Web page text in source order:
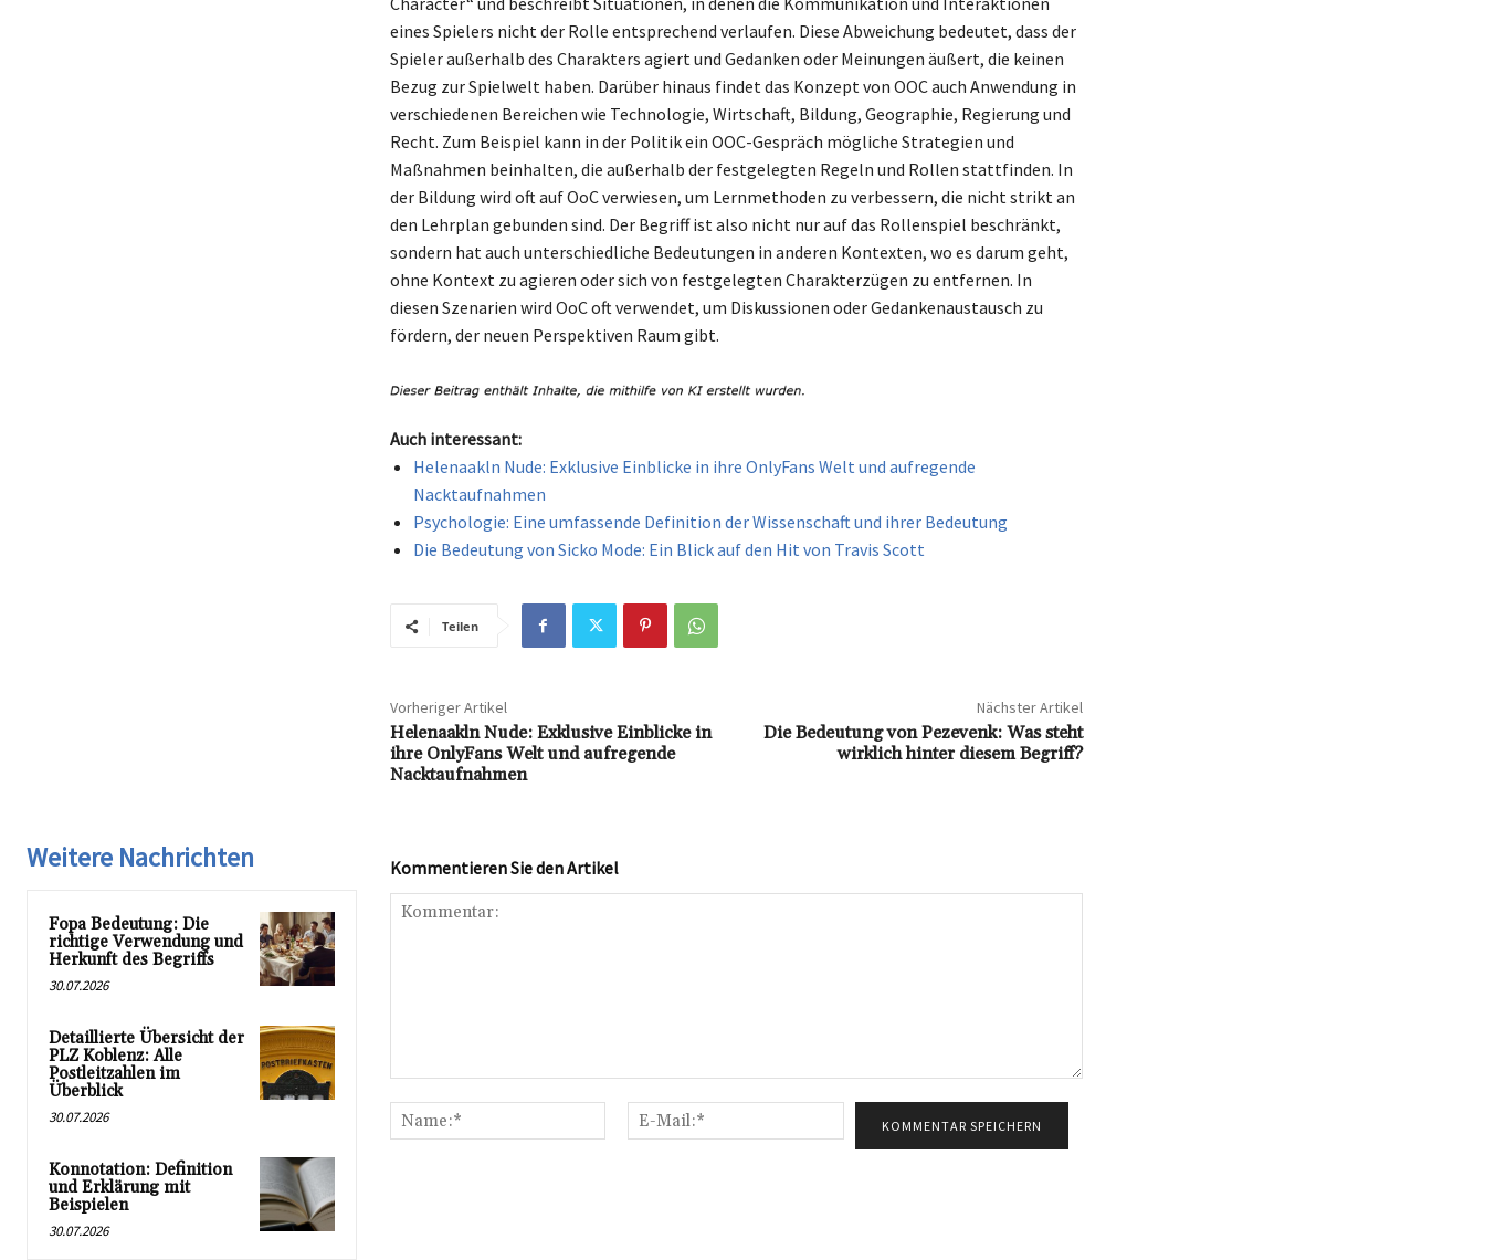
eines Spielers nicht der Rolle entsprechend verlaufen. Diese Abweichung bedeutet, dass der
Spieler außerhalb des Charakters agiert und Gedanken oder Meinungen äußert, die keinen
Bezug zur Spielwelt haben. Darüber hinaus findet das Konzept von OOC auch Anwendung in
verschiedenen Bereichen wie Technologie, Wirtschaft, Bildung, Geographie, Regierung und
Recht. Zum Beispiel kann in der Politik ein OOC-Gespräch mögliche Strategien und
Maßnahmen beinhalten, die außerhalb der festgelegten Regeln und Rollen stattfinden. In
der Bildung wird oft auf OoC verwiesen, um Lernmethoden zu verbessern, die nicht strikt an
den Lehrplan gebunden sind. Der Begriff ist also nicht nur auf das Rollenspiel beschränkt,
sondern hat auch unterschiedliche Bedeutungen in anderen Kontexten, wo es darum geht,
ohne Kontext zu agieren oder sich von festgelegten Charakterzügen zu entfernen. In
diesen Szenarien wird OoC oft verwendet, um Diskussionen oder Gedankenaustausch zu
fördern, der neuen Perspektiven Raum gibt.
Auch interessant:
Helenaakln Nude: Exklusive Einblicke in ihre OnlyFans Welt und aufregende
Nacktaufnahmen
Psychologie: Eine umfassende Definition der Wissenschaft und ihrer Bedeutung
Die Bedeutung von Sicko Mode: Ein Blick auf den Hit von Travis Scott
Teilen
Vorheriger Artikel
Helenaakln Nude: Exklusive Einblicke in
ihre OnlyFans Welt und aufregende
Nacktaufnahmen
Nächster Artikel
Die Bedeutung von Pezevenk: Was steht
wirklich hinter diesem Begriff?
Weitere Nachrichten
Fopa Bedeutung: Die
richtige Verwendung und
Herkunft des Begriffs
30.07.2026
Detaillierte Übersicht der
PLZ Koblenz: Alle
Postleitzahlen im
Überblick
30.07.2026
Konnotation: Definition
und Erklärung mit
Beispielen
30.07.2026
Kommentieren Sie den Artikel
Name:*
Mail:*